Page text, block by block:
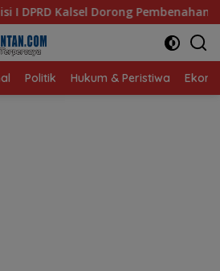
AMKS Hasanuddin
Politik Hukum & Peristiwa